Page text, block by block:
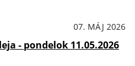
07. MÁJ 2026
- pondelok 11.05.2026